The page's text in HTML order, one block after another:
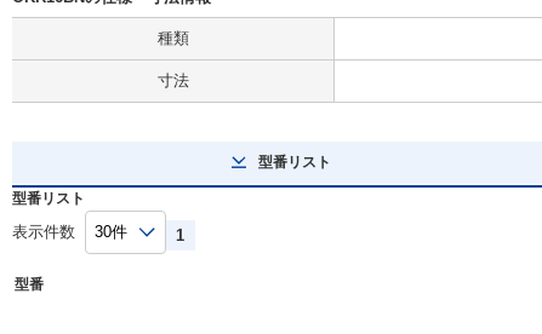
種類
寸法
型番リスト
型番リスト
表示件数 1
型番